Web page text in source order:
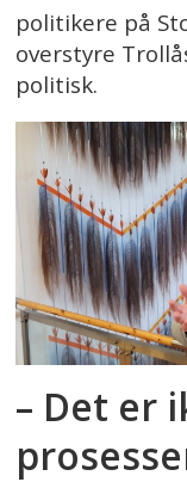
politikere på
overstyre
politisk.
– Det er